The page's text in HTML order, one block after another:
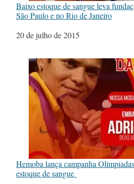
Baixo estoque de sangue leva
São Paulo e no Rio de Janeiro
Data
20 de julho de 2015
Hemoba lança campanha
estoque de sangue